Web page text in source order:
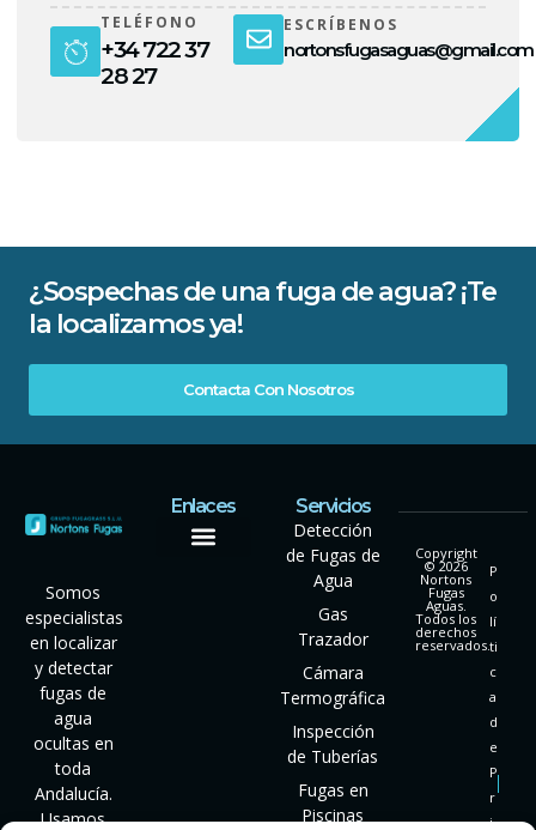
TELÉFONO
+34 722 37
28 27
ESCRÍBENOS
nortonsfugasaguas@gmail.com
¿Sospechas de una fuga de agua? ¡Te
la localizamos ya!
Contacta Con Nosotros
Somos
especialistas
en localizar
y detectar
fugas de
agua
ocultas en
toda
Andalucía.
Usamos
Enlaces
Servicios
Detección
de Fugas de
Agua
Gas
Trazador
Cámara
Termográfica
Inspección
de Tuberías
Fugas en
Piscinas
Copyright
© 2026
Nortons
Fugas
Aguas.
Todos los
derechos
reservados.
P
o
lí
ti
c
a
d
e
P
r
i